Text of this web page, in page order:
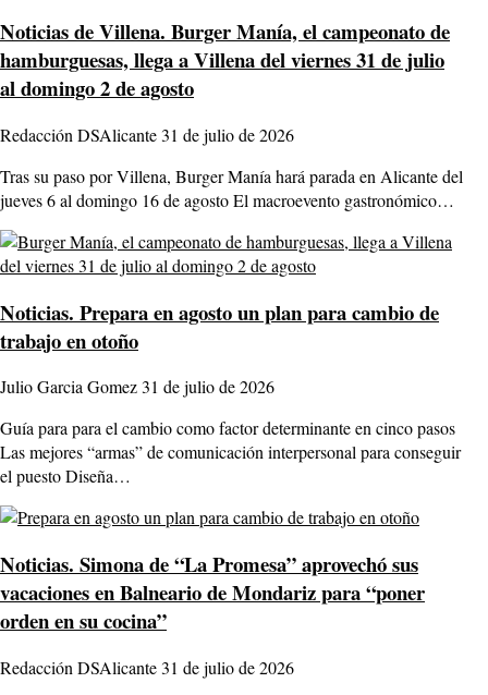
Noticias de Villena. Burger Manía, el campeonato de
hamburguesas, llega a Villena del viernes 31 de julio
al domingo 2 de agosto
Redacción DSAlicante31 de julio de 2026
Tras su paso por Villena, Burger Manía hará parada en Alicante del
jueves 6 al domingo 16 de agosto El macroevento gastronómico…
Noticias. Prepara en agosto un plan para cambio de
trabajo en otoño
Julio Garcia Gomez31 de julio de 2026
Guía para para el cambio como factor determinante en cinco pasos
Las mejores “armas” de comunicación interpersonal para conseguir
el puesto Diseña…
Noticias. Simona de “La Promesa” aprovechó sus
vacaciones en Balneario de Mondariz para “poner
orden en su cocina”
Redacción DSAlicante31 de julio de 2026